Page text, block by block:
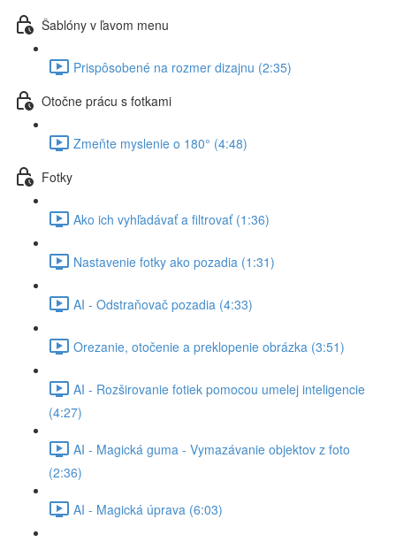
Šablóny v ľavom menu
Prispôsobené na rozmer dizajnu (2:35)
Otočne prácu s fotkami
Zmeňte myslenie o 180° (4:48)
Fotky
Ako ich vyhľadávať a filtrovať (1:36)
Nastavenie fotky ako pozadia (1:31)
AI - Odstraňovač pozadia (4:33)
Orezanie, otočenie a preklopenie obrázka (3:51)
AI - Rozširovanie fotiek pomocou umelej inteligencie
(4:27)
AI - Magická guma - Vymazávanie objektov z foto
(2:36)
AI - Magická úprava (6:03)